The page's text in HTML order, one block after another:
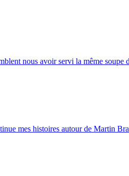
nous avoir servi la même
mes histoires autour de Martin